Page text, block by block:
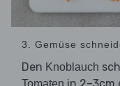
3. Gemüse
Den Knoblauch